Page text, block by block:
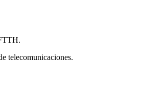
telecomunicaciones.